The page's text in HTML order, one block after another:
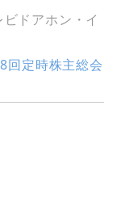
ドアホン・イ
定時株主総会